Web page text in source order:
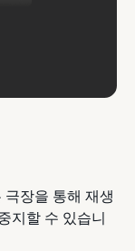
장을 통해 재생
지할 수 있습니